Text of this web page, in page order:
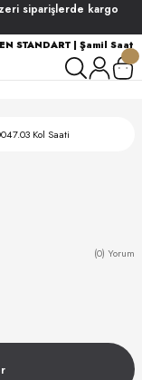
siparişlerde kargo
Kol Saati
(0) Yorum